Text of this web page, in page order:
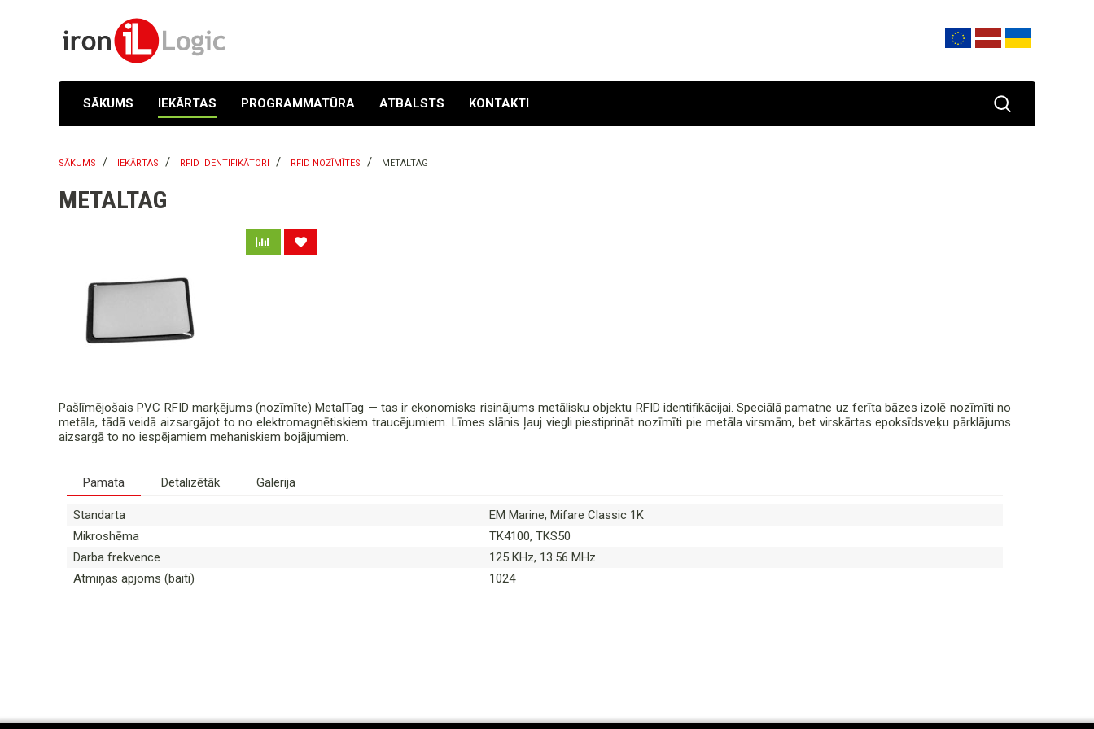
SĀKUMS IEKĀRTAS PROGRAMMATŪRA ATBALSTS KONTAKTI
SĀKUMS IEKĀRTAS RFID IDENTIFIKĀTORI RFID NOZĪMĪTES METALTAG
METALTAG
Pašlīmējošais PVC RFID marķējums (nozīmīte) MetalTag — tas ir ekonomisks risinājums metālisku objektu RFID identifikācijai. Speciālā pamatne uz ferīta bāzes izolē nozīmīti no
metāla, tādā veidā aizsargājot to no elektromagnētiskiem traucējumiem. Līmes slānis ļauj viegli piestiprināt nozīmīti pie metāla virsmām, bet virskārtas epoksīdsveķu pārklājums
aizsargā to no iespējamiem mehaniskiem bojājumiem.
Pamata Detalizētāk Galerija
Standarta
EM Marine, Mifare Classic 1K
Mikroshēma
TK4100, TKS50
Darba frekvence
125 KHz, 13.56 MHz
Atmiņas apjoms (baiti)
1024